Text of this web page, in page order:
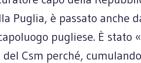
Puglia, è passato anche
pugliese. È stato
Csm perché,